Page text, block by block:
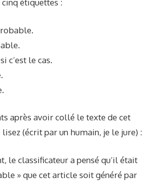
cinq étiquettes :
c’est le cas.
après avoir collé le texte de cet
(écrit par un humain, je le jure) :
le classificateur a pensé qu’il était
» que cet article soit généré par